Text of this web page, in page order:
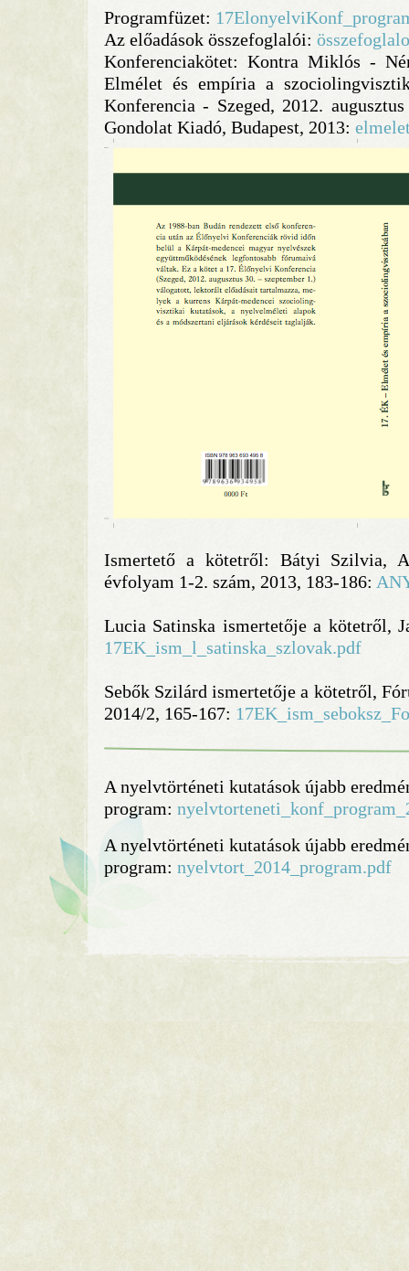
Programfüzet:
Az előadások összefoglalói:
Konferenciakötet: Kontra Miklós -
Elmélet és empíria a
Konferencia - Szeged, 2012.
Gondolat Kiadó, Budapest, 2013:
Ismertető a kötetről: Bátyi Szilvia,
évfolyam 1-2. szám, 2013, 183-186:
Lucia Satinska ismertetője a kötetről,
17EK_ism_l_satinska_szlovak.pdf
Sebők Szilárd ismertetője a kötetről,
2014/2, 165-167:
A nyelvtörténeti kutatások újabb
program:
A nyelvtörténeti kutatások újabb
program: nyelvtort_2014_program.pdf